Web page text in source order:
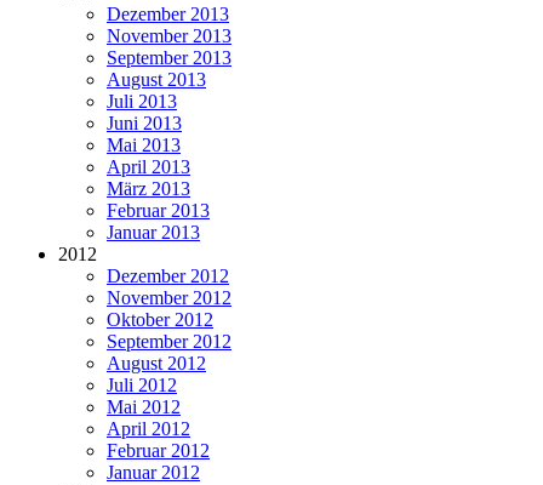
Dezember 2013
November 2013
September 2013
August 2013
Juli 2013
Juni 2013
Mai 2013
April 2013
März 2013
Februar 2013
Januar 2013
2012
Dezember 2012
November 2012
Oktober 2012
September 2012
August 2012
Juli 2012
Mai 2012
April 2012
Februar 2012
Januar 2012